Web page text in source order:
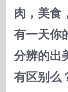
肉，美食
有一天你
分辨的出
有区别么